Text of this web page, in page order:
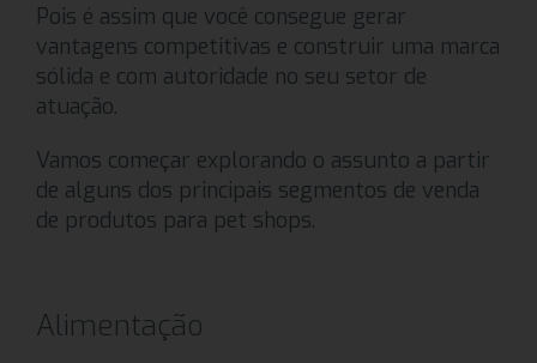
Pois é assim que você consegue gerar
vantagens competitivas e construir uma marca
sólida e com autoridade no seu setor de
atuação.
Vamos começar explorando o assunto a partir
de alguns dos principais segmentos de venda
de produtos para pet shops.
Alimentação